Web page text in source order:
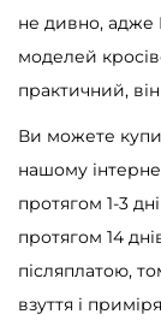
не дивно, адже
моделей
практичний,
Ви можете
нашому
протягом 1-3
протягом 14
післяплатою,
взуття і